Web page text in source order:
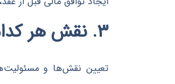
۳. نقش هر کدام در خانواده چگونه است؟
تعیین نقش‌ها و